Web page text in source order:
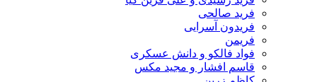
فرید صالحی
فریدون آسرایی
فریمن
فواد فالکو و دانش عسکری
قاسم افشار و مجید مکس